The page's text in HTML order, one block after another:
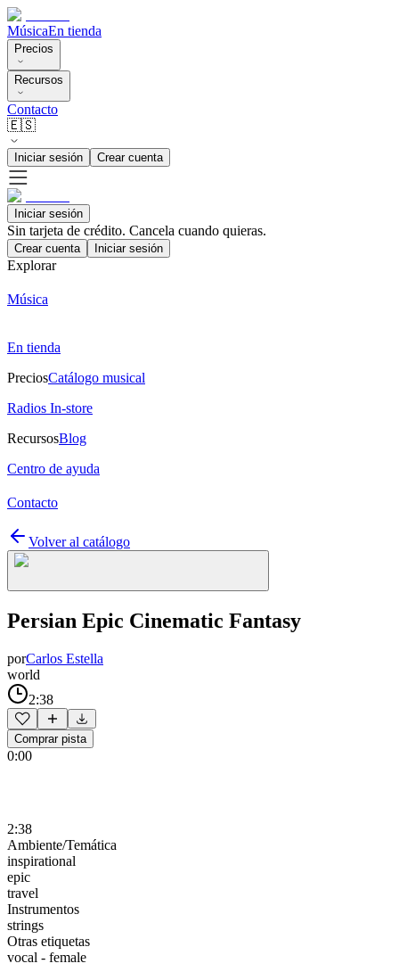
MúsicaEn tienda
Precios
Recursos
Contacto
🇪🇸
Iniciar sesión Crear cuenta
Iniciar sesión
Sin tarjeta de crédito. Cancela cuando quieras.
Crear cuenta Iniciar sesión
Explorar
Música
En tienda
PreciosCatálogo musical
Radios In-store
RecursosBlog
Centro de ayuda
Contacto
Volver al catálogo
Persian Epic Cinematic Fantasy
porCarlos Estella
world
2:38
Comprar pista
0:00
2:38
Ambiente/Temática
inspirational
epic
travel
Instrumentos
strings
Otras etiquetas
vocal - female